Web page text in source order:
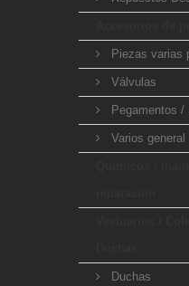
Piezas varias
Válvulas
Pegamentos /
Varios general
Duchas